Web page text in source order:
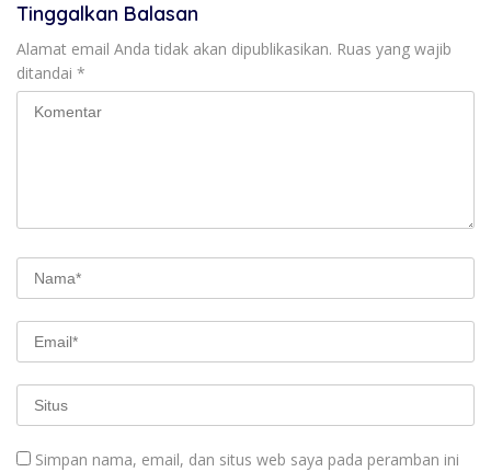
Tinggalkan Balasan
Alamat email Anda tidak akan dipublikasikan. Ruas yang wajib
ditandai *
Simpan nama, email, dan situs web saya pada peramban ini